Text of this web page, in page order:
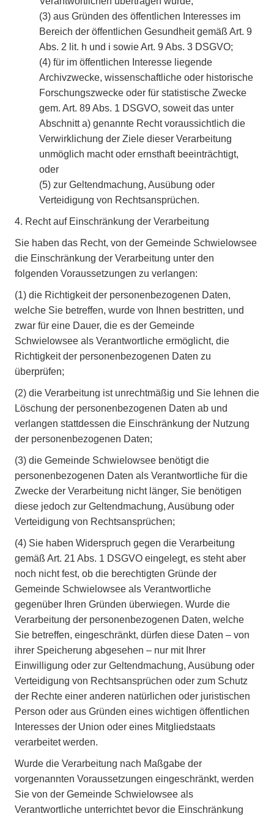
(3) aus Gründen des öffentlichen Interesses im
Bereich der öffentlichen Gesundheit gemäß Art. 9
Abs. 2 lit. h und i sowie Art. 9 Abs. 3 DSGVO;
(4) für im öffentlichen Interesse liegende
Archivzwecke, wissenschaftliche oder historische
Forschungszwecke oder für statistische Zwecke
gem. Art. 89 Abs. 1 DSGVO, soweit das unter
Abschnitt a) genannte Recht voraussichtlich die
Verwirklichung der Ziele dieser Verarbeitung
unmöglich macht oder ernsthaft beeinträchtigt,
oder
(5) zur Geltendmachung, Ausübung oder
Verteidigung von Rechtsansprüchen.
4. Recht auf Einschränkung der Verarbeitung
Sie haben das Recht, von der Gemeinde Schwielowsee
die Einschränkung der Verarbeitung unter den
folgenden Voraussetzungen zu verlangen:
(1) die Richtigkeit der personenbezogenen Daten,
welche Sie betreffen, wurde von Ihnen bestritten, und
zwar für eine Dauer, die es der Gemeinde
Schwielowsee als Verantwortliche ermöglicht, die
Richtigkeit der personenbezogenen Daten zu
überprüfen;
(2) die Verarbeitung ist unrechtmäßig und Sie lehnen die
Löschung der personenbezogenen Daten ab und
verlangen stattdessen die Einschränkung der Nutzung
der personenbezogenen Daten;
(3) die Gemeinde Schwielowsee benötigt die
personenbezogenen Daten als Verantwortliche für die
Zwecke der Verarbeitung nicht länger, Sie benötigen
diese jedoch zur Geltendmachung, Ausübung oder
Verteidigung von Rechtsansprüchen;
(4) Sie haben Widerspruch gegen die Verarbeitung
gemäß Art. 21 Abs. 1 DSGVO eingelegt, es steht aber
noch nicht fest, ob die berechtigten Gründe der
Gemeinde Schwielowsee als Verantwortliche
gegenüber Ihren Gründen überwiegen. Wurde die
Verarbeitung der personenbezogenen Daten, welche
Sie betreffen, eingeschränkt, dürfen diese Daten – von
ihrer Speicherung abgesehen – nur mit Ihrer
Einwilligung oder zur Geltendmachung, Ausübung oder
Verteidigung von Rechtsansprüchen oder zum Schutz
der Rechte einer anderen natürlichen oder juristischen
Person oder aus Gründen eines wichtigen öffentlichen
Interesses der Union oder eines Mitgliedstaats
verarbeitet werden.
Wurde die Verarbeitung nach Maßgabe der
vorgenannten Voraussetzungen eingeschränkt, werden
Sie von der Gemeinde Schwielowsee als
Verantwortliche unterrichtet bevor die Einschränkung